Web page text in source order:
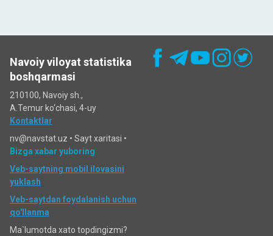
Navoiy viloyat statistika
boshqarmasi
210100, Navoiy sh.,
A.Temur ko‘chаsi, 4-uy
Kontaktlar
nv@navstat.uz • Sayt xaritasi •
Bizga xabar yuboring
Veb-saytning mobil ilovasini
yuklash
Veb-saytdan foydalanish uchun
qo'llanma
Ma`lumotda xato topdingizmi?